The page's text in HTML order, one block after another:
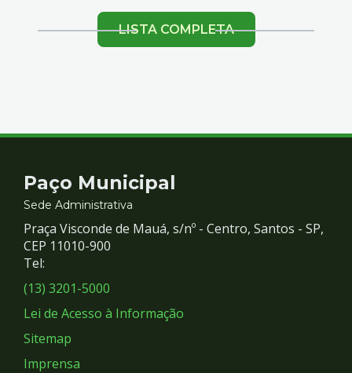
LISTA COMPLETADE LOCAIS
Contato
e
Redes
Sociais
Paço Municipal
Sede Administrativa
Praça Visconde de Mauá, s/nº - Centro, Santos - SP,
CEP 11010-900
Tel:
(13) 3201-5000
Lei de Acesso à Informação
Sitemap
Imprensa